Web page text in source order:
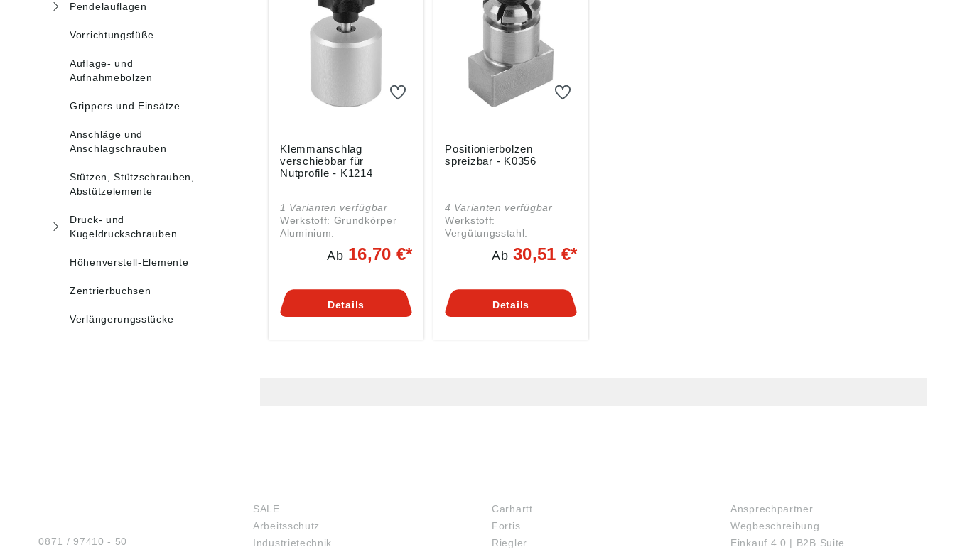
Pendelauflagen
Vorrichtungsfüße
Auflage- und
Aufnahmebolzen
Grippers und Einsätze
Anschläge und
Anschlagschrauben
Stützen, Stützschrauben,
Abstützelemente
Druck- und
Kugeldruckschrauben
Höhenverstell-Elemente
Zentrierbuchsen
Verlängerungsstücke
Klemmanschlag
verschiebbar für
Nutprofile - K1214
1 Varianten verfügbar
Werkstoff: Grundkörper
Aluminium.
Metallkomponenten Stahl.
Kunststoffkomponenten
eloxiert.
Metallkomponenten blau
K0377.806 K0377.2061
K0377.206 D: 40 D1: M6
Ab 16,70 €*
Details
Positionierbolzen
spreizbar - K0356
4 Varianten verfügbar
Werkstoff:
Vergütungsstahl.
Ausführung: vergütet und
geschliffen. Hinweis: Mit
Hilfe der Positionierbolzen
Durchmesser: 16,01 ±0,01
Ab30,51 €*
Details
Tel.:0871 / 97410 - 50
SALE
Arbeitsschutz
Industrietechnik
Carhartt
Fortis
Riegler
Ansprechpartner
Wegbeschreibung
Einkauf 4.0 | B2B Suite